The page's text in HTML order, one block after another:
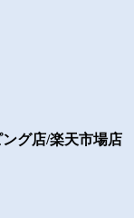
グ店/楽天市場店